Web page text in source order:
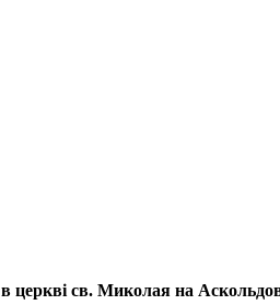
в церкві св. Миколая на